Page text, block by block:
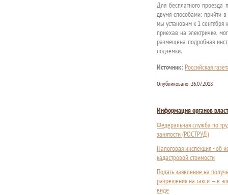
Для бесплатного проезда
двумя способами: прийти
мы установим к 1
приехав на электричке,
размещена подробная
подземки.
Источник: Российская
Опубликовано: 26.07.2018
Информация органов
Федеральная служба по
занятости (РОСТРУД)
Налоговая инспекция - об
кадастровой стоимости
Подать заявление на
разрешения на такси — в
виде